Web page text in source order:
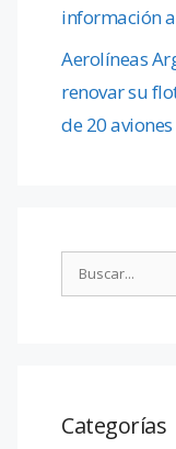
información
Aerolíneas
renovar su
de 20
Categorías